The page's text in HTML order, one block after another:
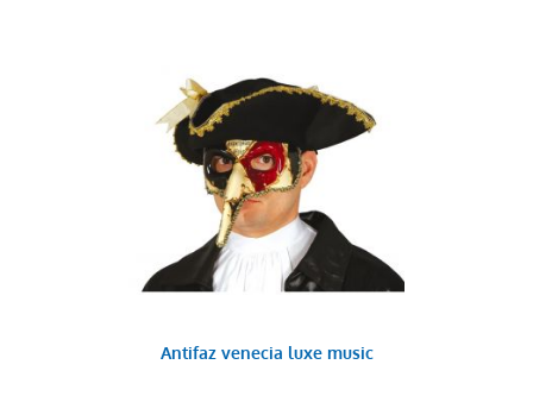
Antifaz venecia luxe music